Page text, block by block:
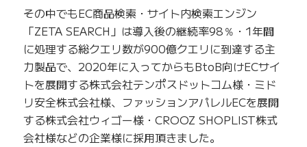
その中でもEC商品検索・サイト内検索エンジン
「ZETA SEARCH」は導入後の継続率98％・1年間
に処理する総クエリ数が900億クエリに到達する主
力製品で、2020年に入ってからもBtoB向けECサイ
トを展開する株式会社テンポスドットコム様・ミド
リ安全株式会社様、ファッションアパレルECを展開
する株式会社ウィゴー様・CROOZ SHOPLIST株式
会社様などの企業様に採用頂きました。